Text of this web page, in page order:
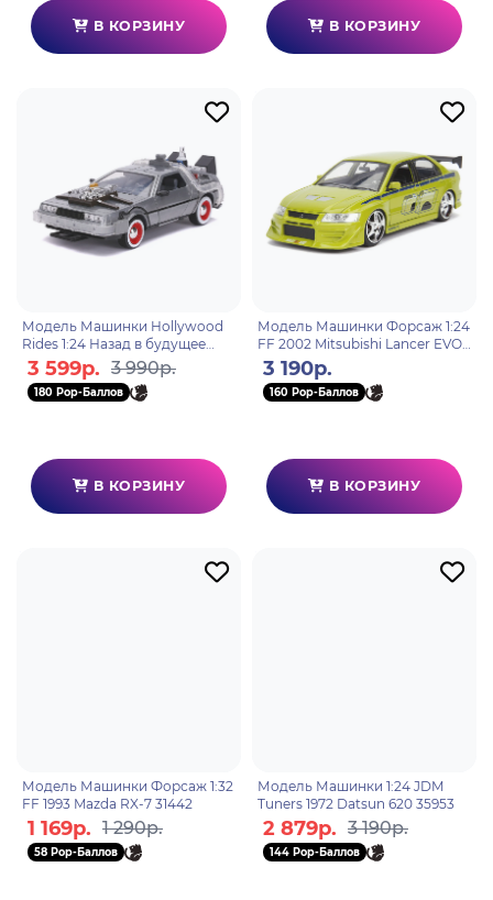
В КОРЗИНУ В КОРЗИНУ
Модель Машинки Hollywood
Rides 1:24 Назад в будущее
Time Machine (Back To The
Future 3) 32166
3 599р. 3 990р.
180 Pop-Баллов
В КОРЗИНУ
Модель Машинки Форсаж 1:24
FF 2002 Mitsubishi Lancer EVO
VII 99788
3 190р.
160 Pop-Баллов
В КОРЗИНУ
Модель Машинки Форсаж 1:32
FF 1993 Mazda RX-7 31442
1 169р. 1 290р.
58 Pop-Баллов
Модель Машинки 1:24 JDM
Tuners 1972 Datsun 620 35953
2 879р. 3 190р.
144 Pop-Баллов